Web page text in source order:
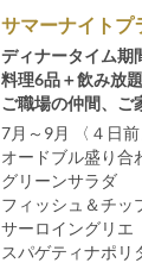
サマーナイトプ
ディナータイム期
料理6品＋飲み放
ご職場の仲間、ご
7月～9月 〈４日
オードブル盛り合
グリーンサラダ
フィッシュ＆チッ
サーロイングリエ
スパゲティナポリ